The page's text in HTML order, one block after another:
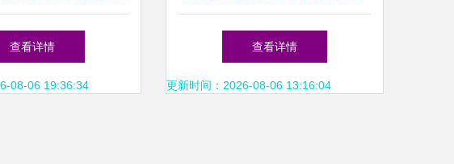
家的信任顾问
查看详情
08-06 19:36:34
专业赋能，助力安居梦
查看详情
更新时间：2026-08-06 13:16:04